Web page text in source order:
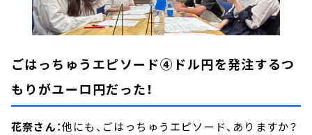
ごはっちゅうエピソード④ドル円を発注するつ
もりがユーロ円だった！
花奈さん：他にも、ごはっちゅうエピソード、ありますか？